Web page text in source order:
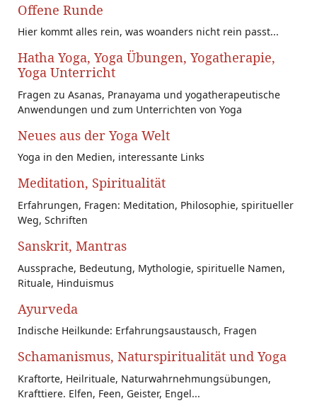
Offene Runde
Hier kommt alles rein, was woanders nicht rein passt...
Hatha Yoga, Yoga Übungen, Yogatherapie,
Yoga Unterricht
Fragen zu Asanas, Pranayama und yogatherapeutische
Anwendungen und zum Unterrichten von Yoga
Neues aus der Yoga Welt
Yoga in den Medien, interessante Links
Meditation, Spiritualität
Erfahrungen, Fragen: Meditation, Philosophie, spiritueller
Weg, Schriften
Sanskrit, Mantras
Aussprache, Bedeutung, Mythologie, spirituelle Namen,
Rituale, Hinduismus
Ayurveda
Indische Heilkunde: Erfahrungsaustausch, Fragen
Schamanismus, Naturspiritualität und Yoga
Kraftorte, Heilrituale, Naturwahrnehmungsübungen,
Krafttiere. Elfen, Feen, Geister, Engel...